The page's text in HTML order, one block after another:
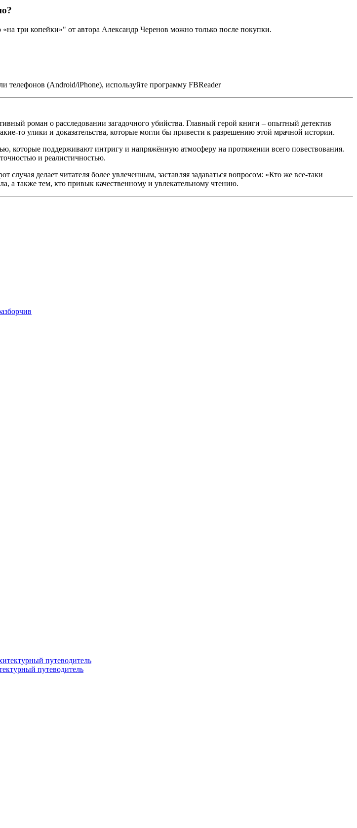
три копейки»" от автора Александр Черенов можно только после покупки.
телефонов (Android/iPhone), используйте программу FBReader
роман о расследовании загадочного убийства. Главный герой книги – опытный детектив
то улики и доказательства, которые могли бы привести к разрешению этой мрачной истории.
которые поддерживают интригу и напряжённую атмосферу на протяжении всего повествования.
и реалистичностью.
делает читателя более увлеченным, заставляя задаваться вопросом: «Кто же все-таки
а также тем, кто привык качественному и увлекательному чтению.
путеводитель